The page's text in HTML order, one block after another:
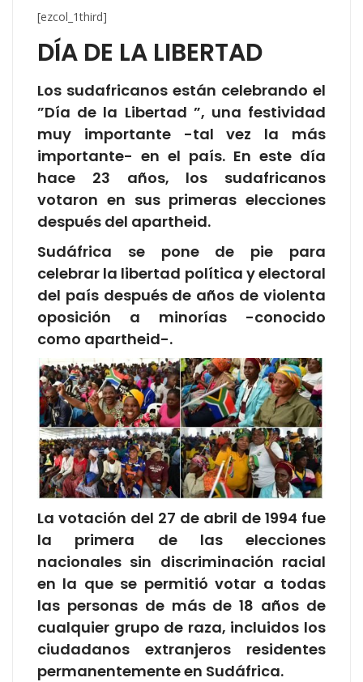
[ezcol_1third]
DÍA DE LA LIBERTAD
Los sudafricanos están celebrando el
”Día de la Libertad ”, una festividad
muy importante -tal vez la más
importante- en el país. En este día
hace 23 años, los sudafricanos
votaron en sus primeras elecciones
después del apartheid.
Sudáfrica se pone de pie para
celebrar la libertad política y electoral
del país después de años de violenta
oposición a minorías -conocido
como apartheid-.
La votación del 27 de abril de 1994 fue
la primera de las elecciones
nacionales sin discriminación racial
en la que se permitió votar a todas
las personas de más de 18 años de
cualquier grupo de raza, incluidos los
ciudadanos extranjeros residentes
permanentemente en Sudáfrica.